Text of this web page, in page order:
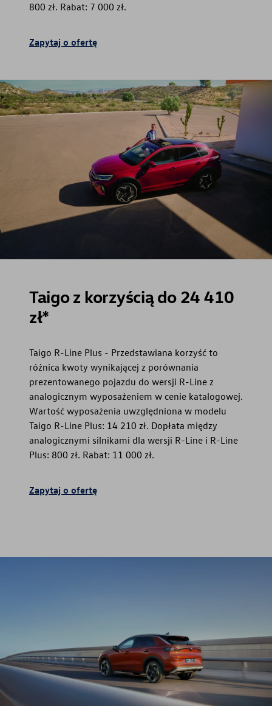
800 zł. Rabat: 7 000 zł.
Zapytaj o ofertę
Taigo z korzyścią do 24 410
zł*
Taigo R-Line Plus - Przedstawiana korzyść to
różnica kwoty wynikającej z porównania
prezentowanego pojazdu do wersji R-Line z
analogicznym wyposażeniem w cenie katalogowej.
Wartość wyposażenia uwzględniona w modelu
Taigo R-Line Plus: 14 210 zł. Dopłata między
analogicznymi silnikami dla wersji R-Line i R-Line
Plus: 800 zł. Rabat: 11 000 zł.
Zapytaj o ofertę